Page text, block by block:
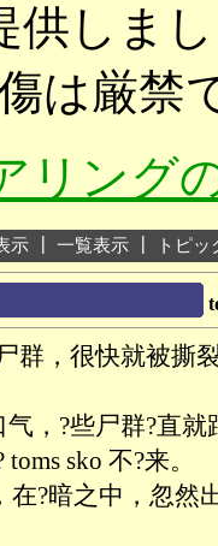
供しま
は厳禁
リング
示 一覧表示 トピ
群，很快就被撕
?些尸群?直就
sko 不?来。
?暗之中，忽然